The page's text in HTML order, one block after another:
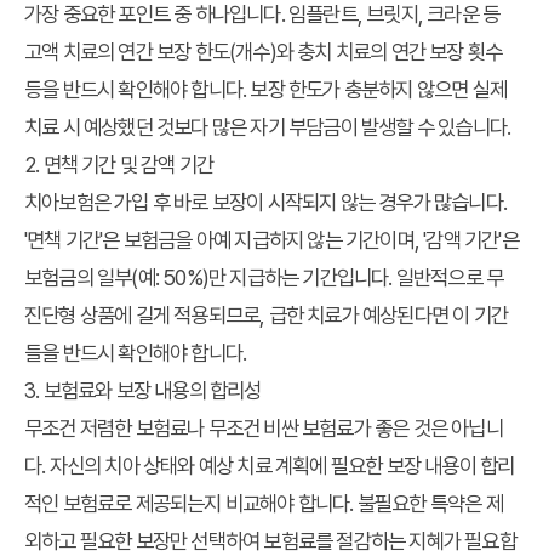
가장 중요한 포인트 중 하나입니다. 임플란트, 브릿지, 크라운 등
고액 치료의 연간 보장 한도(개수)와 충치 치료의 연간 보장 횟수
등을 반드시 확인해야 합니다. 보장 한도가 충분하지 않으면 실제
치료 시 예상했던 것보다 많은 자기 부담금이 발생할 수 있습니다.
2. 면책 기간 및 감액 기간
치아보험은 가입 후 바로 보장이 시작되지 않는 경우가 많습니다.
'면책 기간'은 보험금을 아예 지급하지 않는 기간이며, '감액 기간'은
보험금의 일부(예: 50%)만 지급하는 기간입니다. 일반적으로 무
진단형 상품에 길게 적용되므로, 급한 치료가 예상된다면 이 기간
들을 반드시 확인해야 합니다.
3. 보험료와 보장 내용의 합리성
무조건 저렴한 보험료나 무조건 비싼 보험료가 좋은 것은 아닙니
다. 자신의 치아 상태와 예상 치료 계획에 필요한 보장 내용이 합리
적인 보험료로 제공되는지 비교해야 합니다. 불필요한 특약은 제
외하고 필요한 보장만 선택하여 보험료를 절감하는 지혜가 필요합